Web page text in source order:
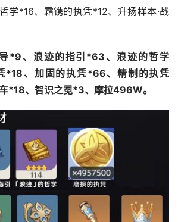
学*16、霜镌的执凭*12、升扬样本·战
*9、浪迹的指引*63、浪迹的哲学
*18、加固的执凭*66、精制的执凭
*18、智识之冕*3、摩拉496W。